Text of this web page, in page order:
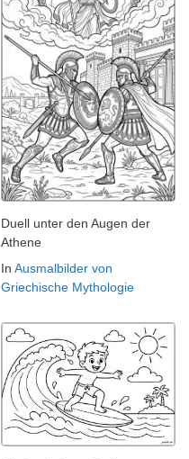
Duell unter den Augen der
Athene
In Ausmalbilder von
Griechische Mythologie